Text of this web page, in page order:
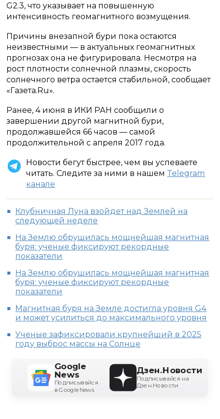
G2.3, что указывает на повышенную
интенсивность геомагнитного возмущения.
Причины внезапной бури пока остаются
неизвестными — в актуальных геомагнитных
прогнозах она не фигурировала. Несмотря на
рост плотности солнечной плазмы, скорость
солнечного ветра остается стабильной, сообщает
«Газета.Ru».
Ранее, 4 июня в ИКИ РАН сообщили о
завершении другой магнитной бури,
продолжавшейся 66 часов — самой
продолжительной с апреля 2017 года.
Новости бегут быстрее, чем вы успеваете
читать. Следите за ними в нашем Telegram
канале
Клубничная Луна взойдет над Землей на
следующей неделе
На Землю обрушилась мощнейшая магнитная
буря: ученые фиксируют рекордные
показатели
На Землю обрушилась мощнейшая магнитная
буря: ученые фиксируют рекордные
показатели
Магнитная буря на Земле достигла уровня G4
и может усилиться до максимального уровня
Ученые зафиксировали крупнейший в 2025
году выброс массы на Солнце
Google
News
Подписывайся
в Google News
Дзен.Новости
Подписывайся на
Дзен.Новости